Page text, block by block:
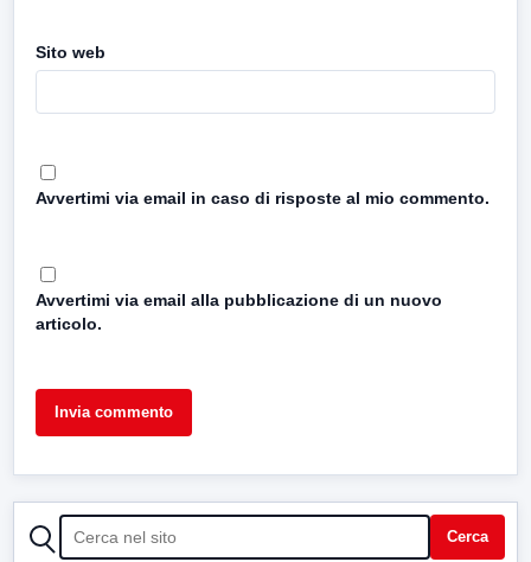
Sito web
Avvertimi via email in caso di risposte al mio commento.
Avvertimi via email alla pubblicazione di un nuovo
articolo.
CERCA Cerca